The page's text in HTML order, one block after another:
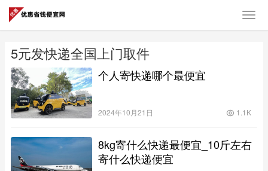
5元发快递全国上门取件
个人寄快递哪个最便宜
2024年10月21日 1.1K
8kg寄什么快递最便宜_10斤左右
寄什么快递便宜